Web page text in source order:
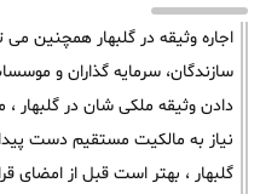
اجاره وثیقه در گلبهار همچنین می
سازندگان، سرمایه گذاران و
دادن وثیقه ملکی شان در گلبهار
نیاز به مالکیت مستقیم دست پیدا
گلبهار ، بهتر است قبل از امضای